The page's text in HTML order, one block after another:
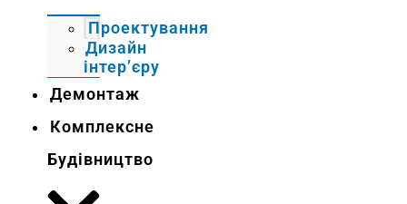
Проектування
Дизайн
інтер’єру
Демонтаж
Комплексне
Будівництво